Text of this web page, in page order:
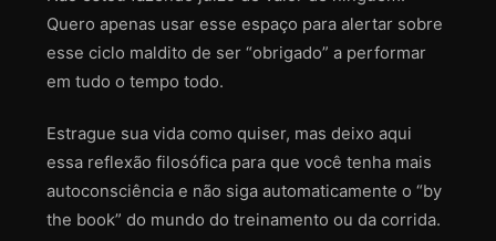
Quero apenas usar esse espaço para alertar sobre
esse ciclo maldito de ser “obrigado” a performar
em tudo o tempo todo.
Estrague sua vida como quiser, mas deixo aqui
essa reflexão filosófica para que você tenha mais
autoconsciência e não siga automaticamente o “by
the book” do mundo do treinamento ou da corrida.